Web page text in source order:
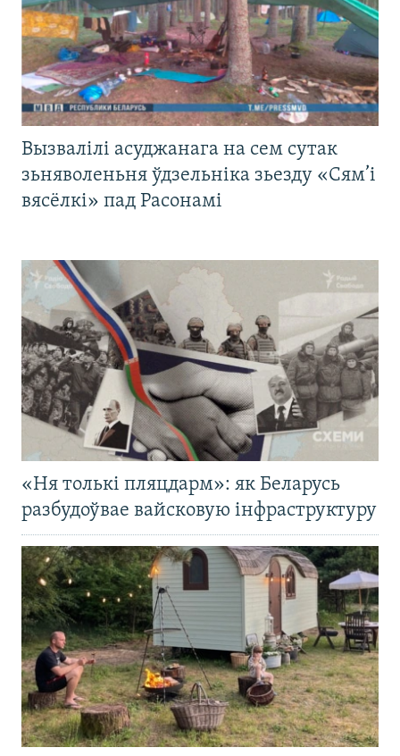
Вызвалілі асуджанага на сем сутак
зьняволеньня ўдзельніка зьезду «Сям’і
вясёлкі» пад Расонамі
«Ня толькі пляцдарм»: як Беларусь
разбудоўвае вайсковую інфраструктуру